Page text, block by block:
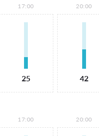
17:00
25
20:00
42
17:00 20:00